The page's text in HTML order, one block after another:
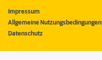
Impressum
Allgemeine Nutzungsbedingungen
Datenschutz